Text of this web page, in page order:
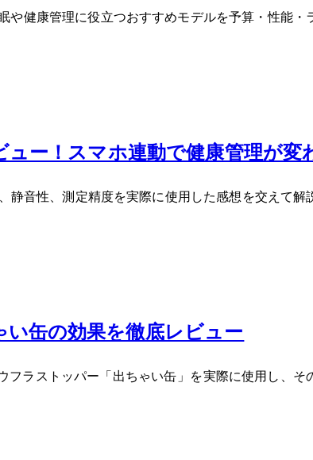
。睡眠や健康管理に役立つおすすめモデルを予算・
徹底レビュー！スマホ連動で健康管理が変
便利さ、静音性、測定精度を実際に使用した感想を
缶BD-2Sの効果を徹底レビュー
フラストッパー「出ちゃい缶 BD-2S」を実際に使用